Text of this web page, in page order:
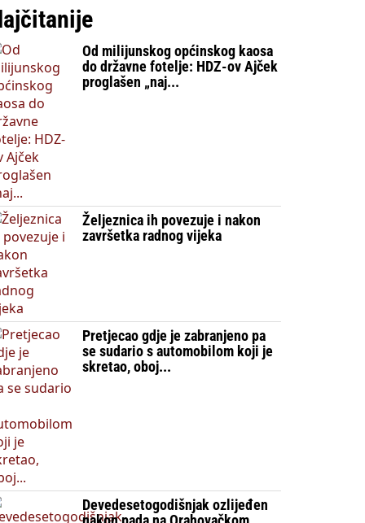
Od milijunskog općinskog kaosa
do državne fotelje: HDZ-ov Ajček
proglašen „naj...
Željeznica ih povezuje i nakon
završetka radnog vijeka
Pretjecao gdje je zabranjeno pa
se sudario s automobilom koji je
skretao, oboj...
Devedesetogodišnjak ozlijeđen